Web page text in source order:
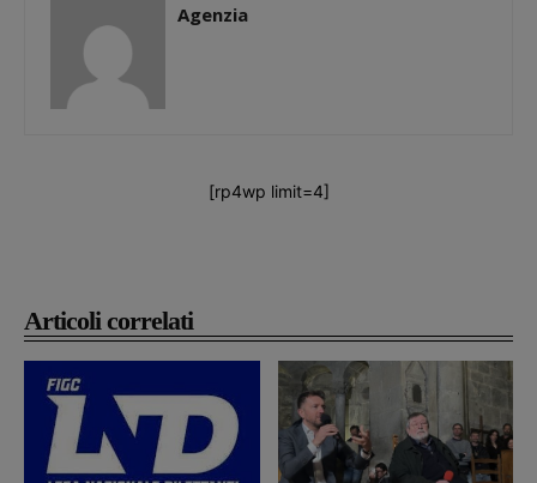
Articoli correlati
Agenzia
[rp4wp limit=4]